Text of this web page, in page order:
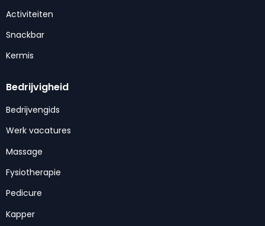
Activiteiten
Snackbar
Kermis
Bedrijvigheid
Bedrijvengids
Werk vacatures
Massage
Fysiotherapie
Pedicure
Kapper